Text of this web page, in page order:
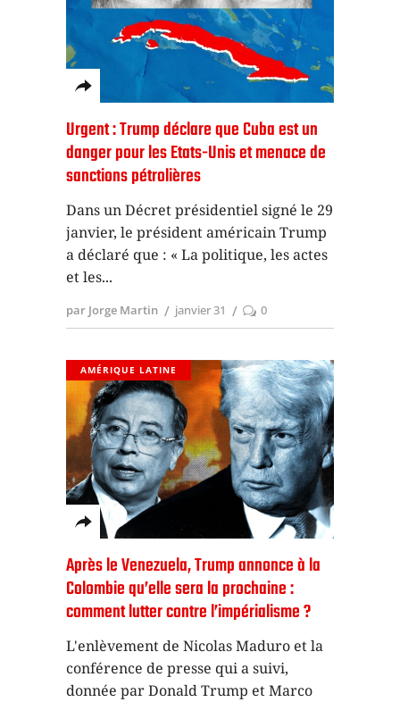
Urgent : Trump déclare que Cuba est un
danger pour les Etats-Unis et menace de
sanctions pétrolières
Dans un Décret présidentiel signé le 29
janvier, le président américain Trump
a déclaré que : « La politique, les actes
et les
par Jorge Martin janvier 31 0
AMÉRIQUE LATINE
Après le Venezuela, Trump annonce à la
Colombie qu’elle sera la prochaine :
comment lutter contre l’impérialisme ?
L'enlèvement de Nicolas Maduro et la
conférence de presse qui a suivi,
donnée par Donald Trump et Marco